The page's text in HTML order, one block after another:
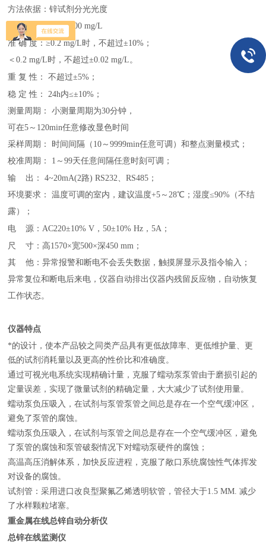
方法依据：锌试剂分光光度
测量范围：0.00-3.00mg/L
准 确 度：≥0.2 mg/L时，不超过±10%；
＜0.2 mg/L时，不超过±0.02 mg/L。
重 复 性： 不超过±5% ；
稳 定 性： 24h内≤±10% ；
测量周期： 小测量周期为30分钟，
可在5～120min任意修改显色时间
采样周期： 时间间隔（10～9999min任意可调）和整点测量模式 ；
校准周期： 1～99天任意间隔任意时刻可调 ；
输
出： 4~20mA(2路) RS232、RS485 ；
环境要求： 温度可调的室内，建议温度+5～28℃；湿度≤90%（不结
露）
；
电
源：AC220±10% V，50±10% Hz，5A ；
尺
寸：高1570×宽500×深450 mm ；
其 他：异常报警和断电不会丢失数据 ，触摸屏显示及指令输入 ；
异常复位和断电后来电，仪器自动排出仪器内残留反应物，自动恢复
工作状态。
仪器特点
*的设计，使本产品较之同类产品具有更低故障率、更低维护量、更
低的试剂消耗量以及更高的性价比和准确度。
通过可视光电系统实现精确计量，克服了蠕动泵泵管由于磨损引起的
定量误差，实现了微量试剂的精确定量，大大减少了试剂使用量。
蠕动泵负压吸入，在试剂与泵管泵管之间总是存在一个空气缓冲区，
避免了泵管的腐蚀。
蠕动泵负压吸入，在试剂与泵管之间总是存在一个空气缓冲区，避免
了泵管的腐蚀和泵管破裂情况下对蠕动泵硬件的腐蚀；
高温高压消解体系，加快反应进程，克服了敞口系统腐蚀性气体挥发
对设备的腐蚀。
试剂管：采用进口改良型聚氟乙烯透明软管，管径大于1.5 MM. 减少
了水样颗粒堵塞。
重金属在线总锌自动分析仪
总锌在线监测仪